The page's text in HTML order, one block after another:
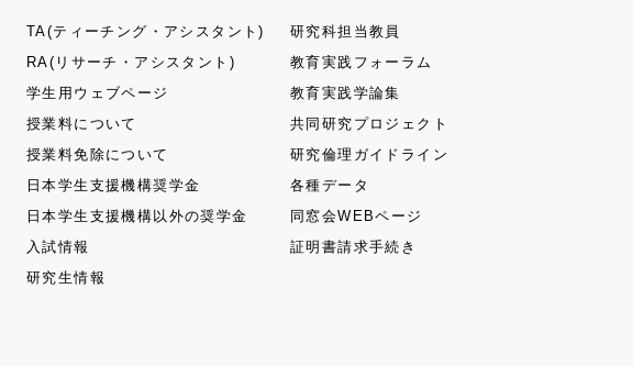
TA(ティーチング・アシスタント)
RA(リサーチ・アシスタント)
学生用ウェブページ
授業料について
授業料免除について
日本学生支援機構奨学金
日本学生支援機構以外の奨学金
入試情報
研究生情報
研究科担当教員
教育実践フォーラム
教育実践学論集
共同研究プロジェクト
研究倫理ガイドライン
各種データ
同窓会WEBページ
証明書請求手続き